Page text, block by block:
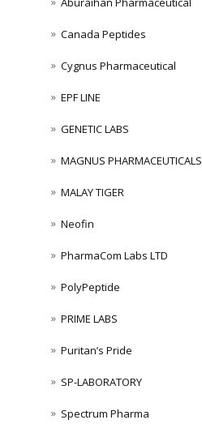
Canada Peptides
Cygnus Pharmaceutical
EPF LINE
GENETIC LABS
MAGNUS PHARMACEUTICALS
MALAY TIGER
Neofin
PharmaCom Labs LTD
PolyPeptide
PRIME LABS
Puritan’s Pride
SP-LABORATORY
Spectrum Pharma